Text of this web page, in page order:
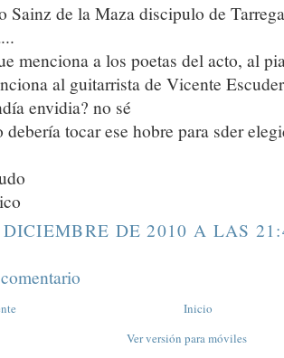
Sainz de la Maza discipulo de
menciona a los poetas del acto, al
al guitarrista de Vicente
envidia? no sé
debería tocar ese hobre para sder
DE 2010 A LAS
Inicio
Ver versión para móviles